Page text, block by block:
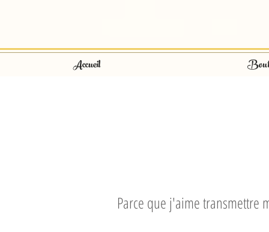
Accueil
Parce que j'aime transmettre